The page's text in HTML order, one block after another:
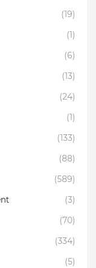
(19)
(1)
(6)
(13)
(24)
(1)
(133)
(88)
(589)
(3)
(70)
(334)
(5)